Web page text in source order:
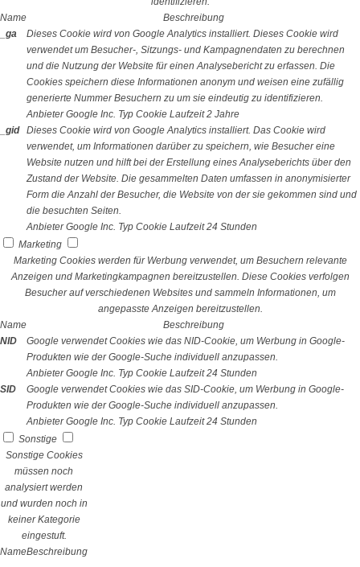
Name
Beschreibung
_ga
Dieses Cookie wird von Google Analytics installiert. Dieses Cookie wird
verwendet um Besucher-, Sitzungs- und Kampagnendaten zu berechnen
und die Nutzung der Website für einen Analysebericht zu erfassen. Die
Cookies speichern diese Informationen anonym und weisen eine zufällig
generierte Nummer Besuchern zu um sie eindeutig zu identifizieren.
Anbieter Google Inc. Typ Cookie Laufzeit 2 Jahre
_gid
Dieses Cookie wird von Google Analytics installiert. Das Cookie wird
verwendet, um Informationen darüber zu speichern, wie Besucher eine
Website nutzen und hilft bei der Erstellung eines Analyseberichts über den
Zustand der Website. Die gesammelten Daten umfassen in anonymisierter
Form die Anzahl der Besucher, die Website von der sie gekommen sind und
die besuchten Seiten.
Anbieter Google Inc. Typ Cookie Laufzeit 24 Stunden
Marketing
Marketing Cookies werden für Werbung verwendet, um Besuchern relevante
Anzeigen und Marketingkampagnen bereitzustellen. Diese Cookies verfolgen
Besucher auf verschiedenen Websites und sammeln Informationen, um
angepasste Anzeigen bereitzustellen.
Name
Beschreibung
NID
Google verwendet Cookies wie das NID-Cookie, um Werbung in Google-
Produkten wie der Google-Suche individuell anzupassen.
Anbieter Google Inc. Typ Cookie Laufzeit 24 Stunden
SID
Google verwendet Cookies wie das SID-Cookie, um Werbung in Google-
Produkten wie der Google-Suche individuell anzupassen.
Anbieter Google Inc. Typ Cookie Laufzeit 24 Stunden
Sonstige
Sonstige Cookies
müssen noch
analysiert werden
und wurden noch in
keiner Kategorie
eingestuft.
NameBeschreibung